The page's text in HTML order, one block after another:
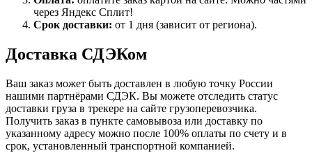
через Яндекс Сплит!
Срок доставки: от 1 дня (зависит от региона).
Доставка СДЭКом
Ваш заказ может быть доставлен в любую точку России
нашими партнёрами СДЭК. Вы можете отследить статус
доставки груза в трекере на сайте грузоперевозчика.
Получить заказ в пункте самовывоза или доставку по
указанному адресу можно после 100% оплаты по счету и в
срок, установленный транспортной компанией.